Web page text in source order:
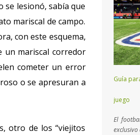
se lesionó, sabía que
mariscal de campo.
con este esquema,
un mariscal corredor
cometer un error
o se apresuran a
otro de los “viejitos
Guía
juego
El